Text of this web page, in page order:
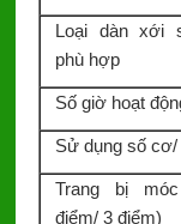
Loại dàn xới
phù hợp
Số giờ hoạt
Sử dụng số
Trang bị
điểm/ 3 điểm)